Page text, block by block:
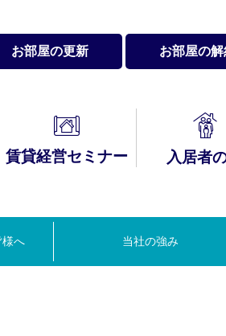
お部屋の更新 お部屋の解
3つの管理システ
賃貸経営セミナー 入居者
様へ 当社の強み